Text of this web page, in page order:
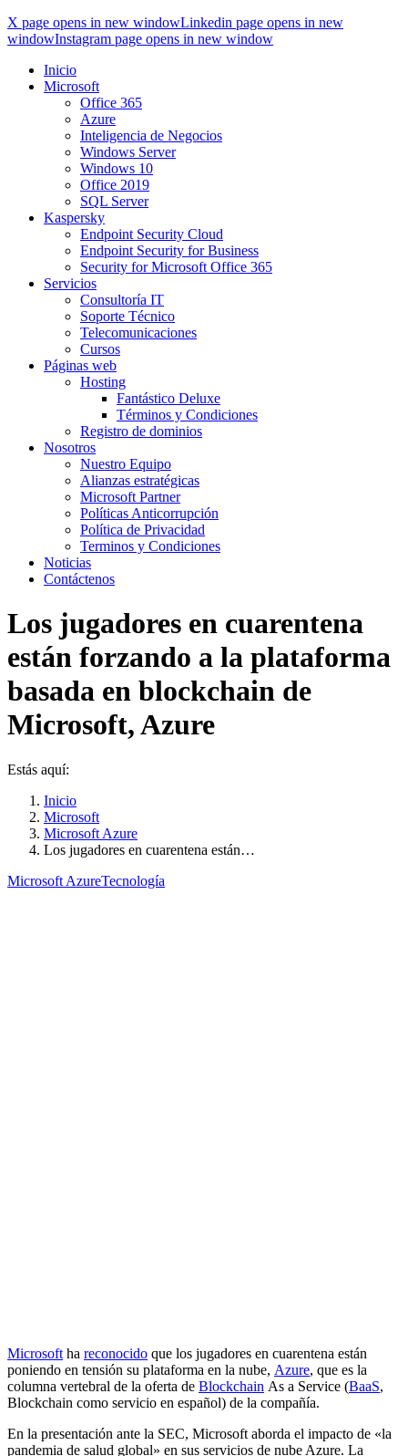
X page opens in new windowLinkedin page opens in new
windowInstagram page opens in new window
Inicio
Microsoft
Office 365
Azure
Inteligencia de Negocios
Windows Server
Windows 10
Office 2019
SQL Server
Kaspersky
Endpoint Security Cloud
Endpoint Security for Business
Security for Microsoft Office 365
Servicios
Consultoría IT
Soporte Técnico
Telecomunicaciones
Cursos
Páginas web
Hosting
Fantástico Deluxe
Términos y Condiciones
Registro de dominios
Nosotros
Nuestro Equipo
Alianzas estratégicas
Microsoft Partner
Políticas Anticorrupción
Política de Privacidad
Terminos y Condiciones
Noticias
Contáctenos
Los jugadores en cuarentena
están forzando a la plataforma
basada en blockchain de
Microsoft, Azure
Estás aquí:
Inicio
Microsoft
Microsoft Azure
Los jugadores en cuarentena están…
Microsoft AzureTecnología
Microsoft ha reconocido que los jugadores en cuarentena están
poniendo en tensión su plataforma en la nube, Azure, que es la
columna vertebral de la oferta de Blockchain As a Service (BaaS,
Blockchain como servicio en español) de la compañía.
En la presentación ante la SEC, Microsoft aborda el impacto de «la
pandemia de salud global» en sus servicios de nube Azure. La